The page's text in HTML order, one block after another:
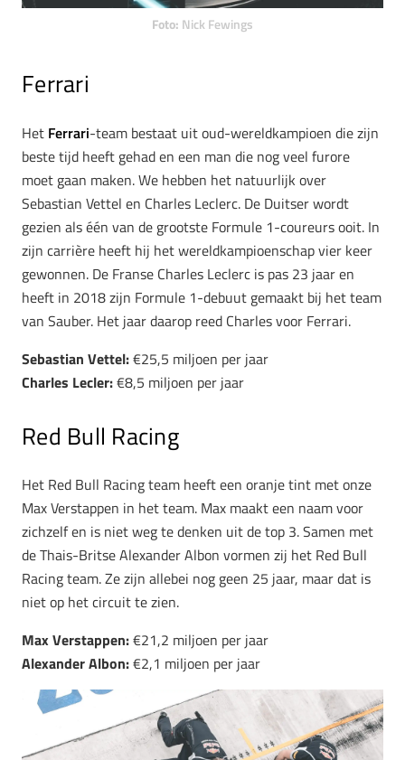
Foto: Nick Fewings
Ferrari
Het Ferrari-team bestaat uit oud-wereldkampioen die zijn
beste tijd heeft gehad en een man die nog veel furore
moet gaan maken. We hebben het natuurlijk over
Sebastian Vettel en Charles Leclerc. De Duitser wordt
gezien als één van de grootste Formule 1-coureurs ooit. In
zijn carrière heeft hij het wereldkampioenschap vier keer
gewonnen. De Franse Charles Leclerc is pas 23 jaar en
heeft in 2018 zijn Formule 1-debuut gemaakt bij het team
van Sauber. Het jaar daarop reed Charles voor Ferrari.
Sebastian Vettel:€25,5 miljoen per jaar
Charles Lecler:€8,5 miljoen per jaar
Red Bull Racing
Het Red Bull Racing team heeft een oranje tint met onze
Max Verstappen in het team. Max maakt een naam voor
zichzelf en is niet weg te denken uit de top 3. Samen met
de Thais-Britse Alexander Albon vormen zij het Red Bull
Racing team. Ze zijn allebei nog geen 25 jaar, maar dat is
niet op het circuit te zien.
Max Verstappen:€21,2 miljoen per jaar
Alexander Albon:€2,1 miljoen per jaar